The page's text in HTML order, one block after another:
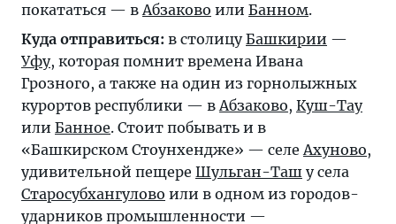
покататься — вАбзаково или Банном.
Куда отправиться: в столицуБашкирии —
Уфу, которая помнит времена Ивана
Грозного, а также на один из горнолыжных
курортов республики — вАбзаково, Куш-Тау
или Банное. Стоит побывать и в
«Башкирском Стоунхендже» — селеАхуново,
удивительной пещере Шульган-Таш у села
Старосубхангулово или в одном из городов-
ударников промышленности —